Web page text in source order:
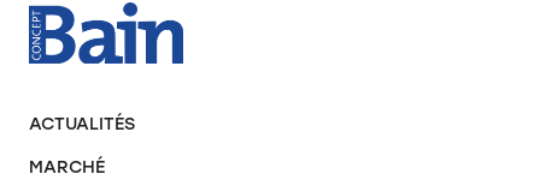
ACTUALITÉS
MARCHÉ